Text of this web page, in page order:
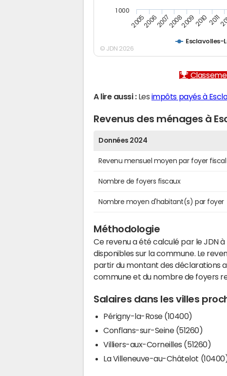
Esclavolles-
200520062007200820092010 2011
1 000
© JDN 2026
A lire aussi :Les impôts payés à
Revenus des ménages à
Données 2024
Revenu mensuel moyen par foyer fiscal
Nombre de foyers fiscaux
Nombre moyen d'habitant(s) par foyer
Méthodologie
Ce revenu a été calculé par le JDN
disponibles sur la commune. Le
partir du montant des déclarations
commune et du nombre de foyers
Salaires dans les villes
Périgny-la-Rose (10400)
Conflans-sur-Seine (51260)
Villiers-aux-Corneilles (51260)
La Villeneuve-au-Châtelot